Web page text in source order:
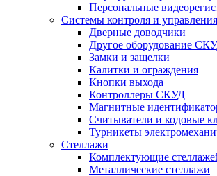
Персональные
Системы контроля и
Дверные доводчики
Другое оборудование
Замки и защелки
Калитки и ограждения
Кнопки выхода
Контроллеры СКУД
Магнитные
Считыватели и кодовые
Турникеты
Стеллажи
Комплектующие
Металлические стеллажи